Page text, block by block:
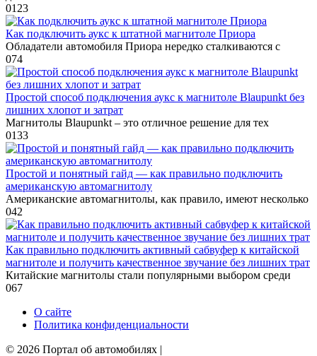
0123
Как подключить аукс к штатной магнитоле Приора
Обладатели автомобиля Приора нередко сталкиваются с
074
Простой способ подключения аукс к магнитоле Blaupunkt без
лишних хлопот и затрат
Магнитолы Blaupunkt – это отличное решение для тех
0133
Простой и понятный гайд — как правильно подключить
американскую автомагнитолу
Американские автомагнитолы, как правило, имеют несколько
042
Как правильно подключить активный сабвуфер к китайской
магнитоле и получить качественное звучание без лишних трат
Китайские магнитолы стали популярными выбором среди
067
О сайте
Политика конфиденциальности
© 2026 Портал об автомобилях |